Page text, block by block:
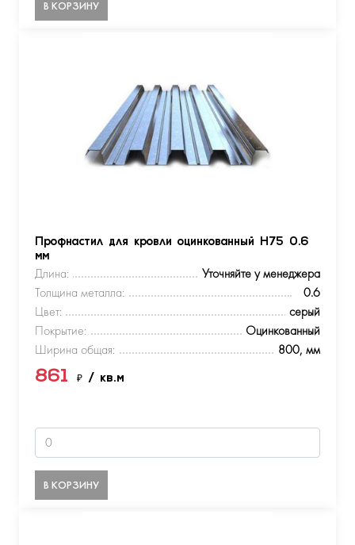
В КОРЗИНУ
Профнастил для кровли оцинкованный Н75 0.6
мм
Длина:
Уточняйте у менеджера
Толщина металла:
0.6
Цвет:
серый
Покрытие:
Оцинкованный
Ширина общая:
800, мм
861 ₽ / кв.м
В КОРЗИНУ